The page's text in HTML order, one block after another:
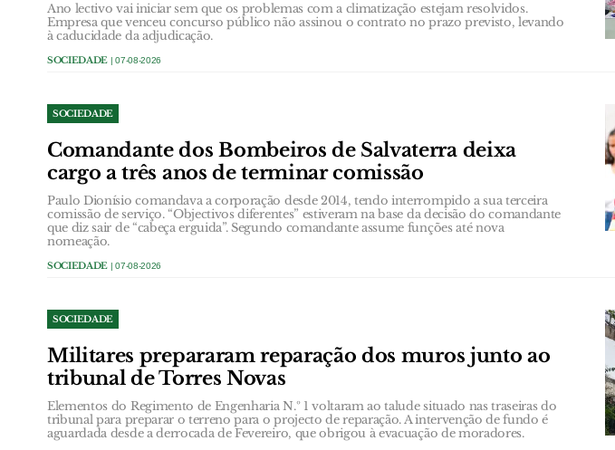
Ano lectivo vai iniciar sem que os problemas com a climatização estejam resolvidos.
Empresa que venceu concurso público não assinou o contrato no prazo previsto, levando
à caducidade da adjudicação.
SOCIEDADE | 07-08-2026
SOCIEDADE
Comandante dos Bombeiros de Salvaterra deixa
cargo a três anos de terminar comissão
Paulo Dionísio comandava a corporação desde 2014, tendo interrompido a sua terceira
comissão de serviço. “Objectivos diferentes” estiveram na base da decisão do comandante
que diz sair de “cabeça erguida”. Segundo comandante assume funções até nova
nomeação.
SOCIEDADE | 07-08-2026
SOCIEDADE
Militares prepararam reparação dos muros junto ao
tribunal de Torres Novas
Elementos do Regimento de Engenharia N.º 1 voltaram ao talude situado nas traseiras do
tribunal para preparar o terreno para o projecto de reparação. A intervenção de fundo é
aguardada desde a derrocada de Fevereiro, que obrigou à evacuação de moradores.